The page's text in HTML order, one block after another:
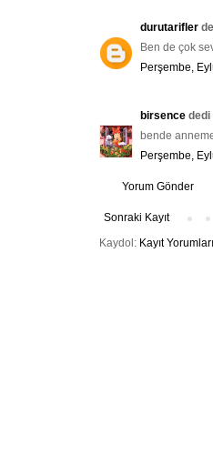
durutarifler
Ben de çok
Perşembe,
birsence dedi
bende
Perşembe,
Yorum Gönder
Sonraki Kayıt
Kaydol: Kayıt